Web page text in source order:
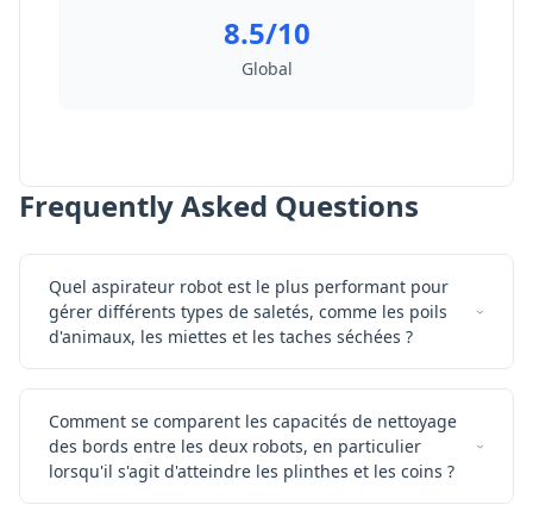
8.5/10
Global
Frequently Asked Questions
Quel aspirateur robot est le plus performant pour
gérer différents types de saletés, comme les poils
d'animaux, les miettes et les taches séchées ?
Comment se comparent les capacités de nettoyage
des bords entre les deux robots, en particulier
lorsqu'il s'agit d'atteindre les plinthes et les coins ?